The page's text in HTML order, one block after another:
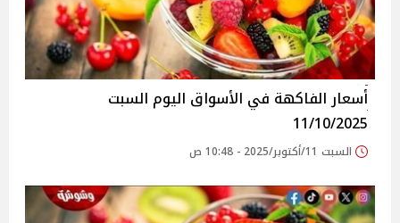
أسعار الفاكهة في الأسواق‎‎ اليوم السبت
11/10/2025
السبت 11/أكتوبر/2025 - 10:48 ص